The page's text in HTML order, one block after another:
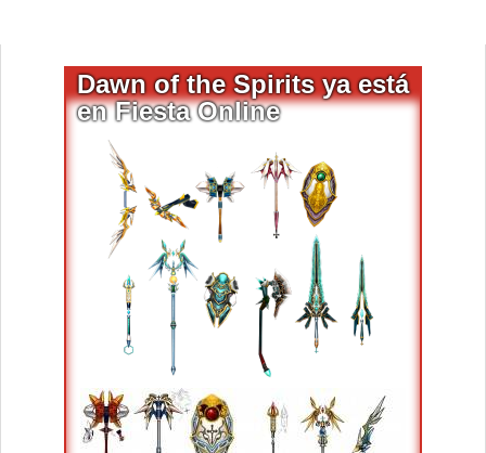
Dawn of the Spirits ya está
en Fiesta Online